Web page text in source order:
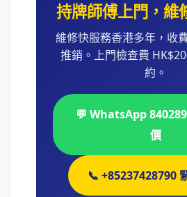
持牌師傅上門，維
維修快服務香港多年，收
推銷。上門檢查費
約。
💬 WhatsApp
價
📞 +85237428790